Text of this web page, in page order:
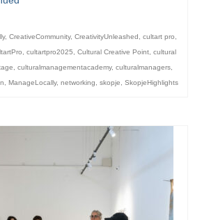
, CreativeCommunity, CreativityUnleashed cultart pro
cultartpro2025 Cultural Creative Point cultural
culturalmanagementacademy, culturalmanagers
ManageLocally, networking skopje SkopjeHighlights